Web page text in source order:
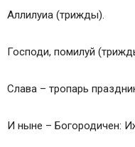
Аллилуиа (трижды).
Господи, помилуй
Слава – тропарь
И ныне – Богородичен: